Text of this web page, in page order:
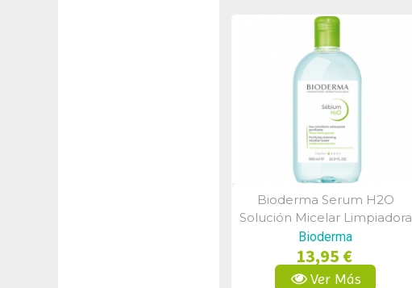
Vista Rápida
Bioderma Serum H2O
Solución Micelar Limpiadora
Purificante 500ml
Bioderma
13,95 €
Ver Más